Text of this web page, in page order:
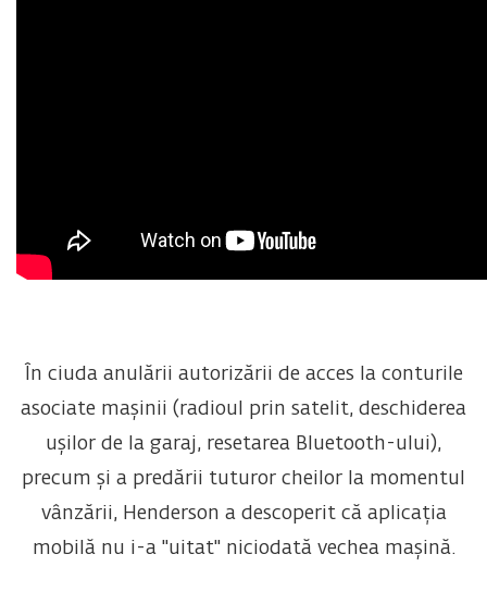
În ciuda anulării autorizării de acces la conturile
asociate mașinii (radioul prin satelit, deschiderea
ușilor de la garaj, resetarea Bluetooth-ului),
precum și a predării tuturor cheilor la momentul
vânzării, Henderson a descoperit că aplicația
mobilă nu i-a "uitat" niciodată vechea mașină.